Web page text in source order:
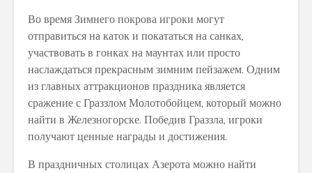
Во время Зимнего покрова игроки могут
отправиться на каток и покататься на санках,
участвовать в гонках на маунтах или просто
наслаждаться прекрасным зимним пейзажем. Одним
из главных аттракционов праздника является
сражение с Граззлом Молотобойцем, который можно
найти в Железногорске. Победив Граззла, игроки
получают ценные награды и достижения.
В праздничных столицах Азерота можно найти